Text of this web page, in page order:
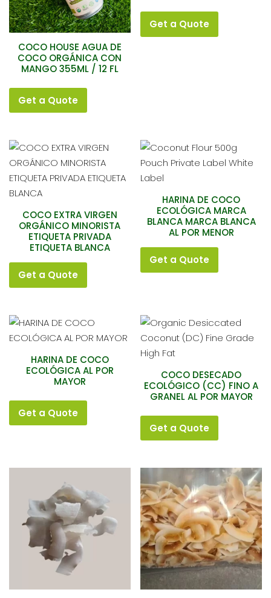
COCO HOUSE AGUA DE
COCO ORGÁNICA CON
MANGO 355ML / 12 FL
Get a Quote
Get a Quote
COCO EXTRA VIRGEN
ORGÁNICO MINORISTA
ETIQUETA PRIVADA
ETIQUETA BLANCA
Get a Quote
HARINA DE COCO
ECOLÓGICA MARCA
BLANCA MARCA BLANCA
AL POR MENOR
Get a Quote
HARINA DE COCO
ECOLÓGICA AL POR
MAYOR
Get a Quote
COCO DESECADO
ECOLÓGICO (CC) FINO A
GRANEL AL POR MAYOR
Get a Quote